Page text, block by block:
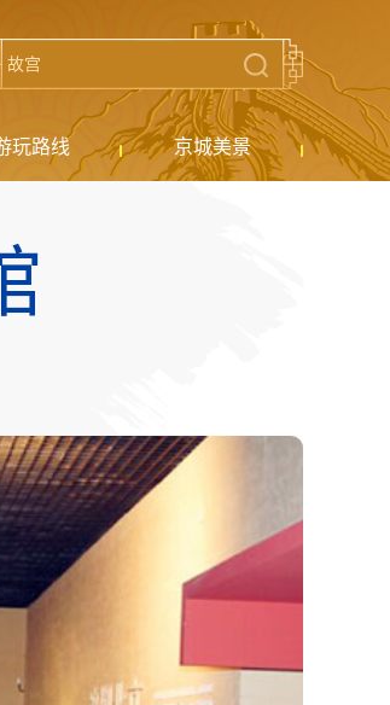
玩路线 京城美景